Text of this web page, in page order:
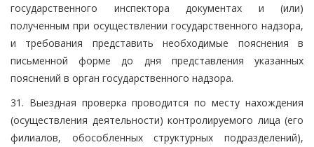
государственного инспектора документах и (или)
полученным при осуществлении государственного надзора,
и требования представить необходимые пояснения в
письменной форме до дня представления указанных
пояснений в орган государственного надзора.
31. Выездная проверка проводится по месту нахождения
(осуществления деятельности) контролируемого лица (его
филиалов, обособленных структурных подразделений),